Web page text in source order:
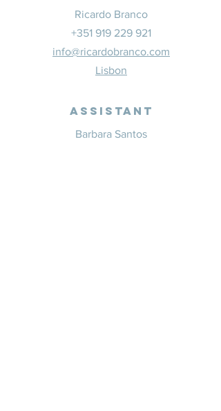
Ricardo Branco
+351 919 229 921
info@ricardobranco.com
Lisbon
Assistant
Barbara Santos